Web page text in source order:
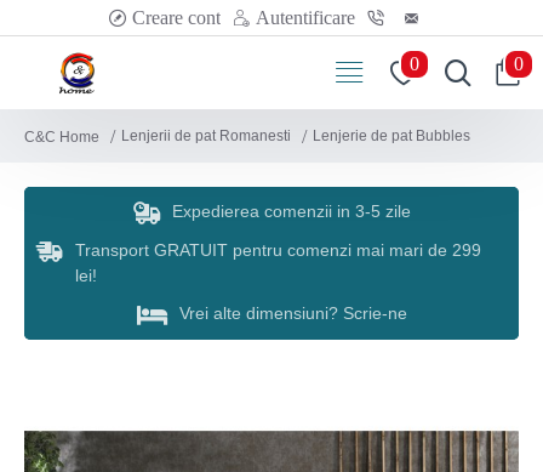
Creare cont Autentificare
0 0
C&C Home Lenjerii de pat Romanesti Lenjerie de pat Bubbles
Expedierea comenzii in 3-5 zile
Transport GRATUIT pentru comenzi mai mari de 299
lei!
Vrei alte dimensiuni? Scrie-ne